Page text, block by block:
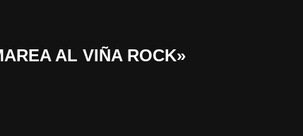
AL VIÑA ROCK»